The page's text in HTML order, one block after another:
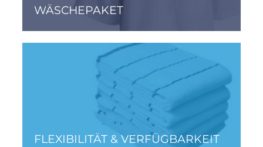
WÄSCHEPAKET
FLEXIBILITÄT & VERFÜGBARKEIT